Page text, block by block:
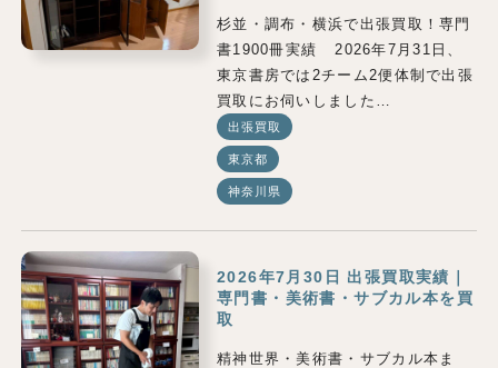
杉並・調布・横浜で出張買取！専門
書1900冊実績 2026年7月31日、
東京書房では2チーム2便体制で出張
買取にお伺いしました…
出張買取
東京都
神奈川県
2026年7月30日 出張買取実績｜
専門書・美術書・サブカル本を買
取
精神世界・美術書・サブカル本ま